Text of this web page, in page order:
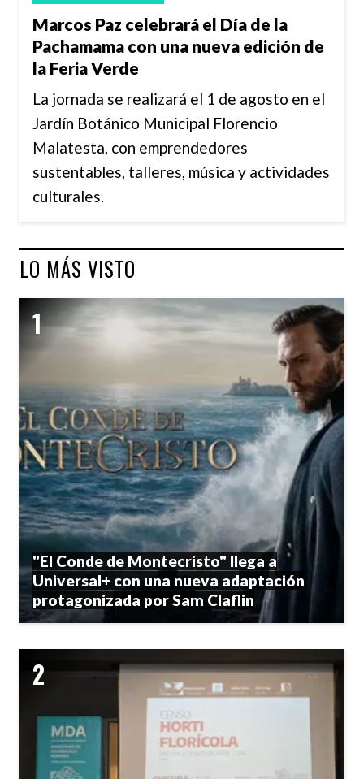
Marcos Paz celebrará el Día de la
Pachamama con una nueva edición de
la Feria Verde
La jornada se realizará el 1 de agosto en el
Jardín Botánico Municipal Florencio
Malatesta, con emprendedores
sustentables, talleres, música y actividades
culturales.
LO MÁS VISTO
"El Conde de Montecristo" llega a
Universal+ con una nueva adaptación
protagonizada por Sam Claflin